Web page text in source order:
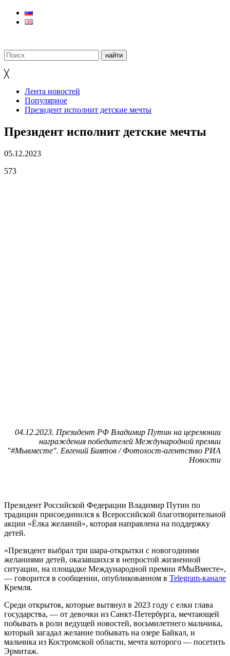
╳
Лента новостей
Популярное
Президент исполнит детские мечты
Президент исполнит детские мечты
05.12.2023
573
04.12.2023. Президент РФ Владимир Путин на церемонии
награждения победителей Международной премии
"#Мывместе". Евгений Биятов / Фотохост-агентство РИА
Новости
Президент Российской Федерации Владимир Путин по
традиции присоединился к Всероссийской благотворительной
акции «Ёлка желаний», которая направлена на поддержку
детей.
«Президент выбрал три шара-открытки с новогодними
желаниями детей, оказавшихся в непростой жизненной
ситуации, на площадке Международной премии #МыВместе»,
— говорится в сообщении, опубликованном в Telegram-канале
Кремля.
Среди открыток, которые вытянул в 2023 году с елки глава
государства, — от девочки из Санкт-Петербурга, мечтающей
побывать в роли ведущей новостей, восьмилетнего мальчика,
который загадал желание побывать на озере Байкал, и
мальчика из Костромской области, мечта которого — посетить
Эрмитаж.